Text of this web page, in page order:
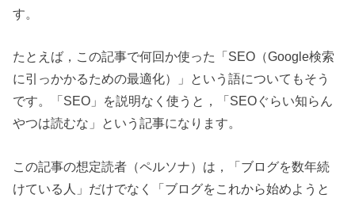
す。
たとえば，この記事で何回か使った「SEO（Google検索
に引っかかるための最適化）」という語についてもそう
です。「SEO」を説明なく使うと，「SEOぐらい知らん
やつは読むな」という記事になります。
この記事の想定読者（ペルソナ）は，「ブログを数年続
けている人」だけでなく「ブログをこれから始めようと